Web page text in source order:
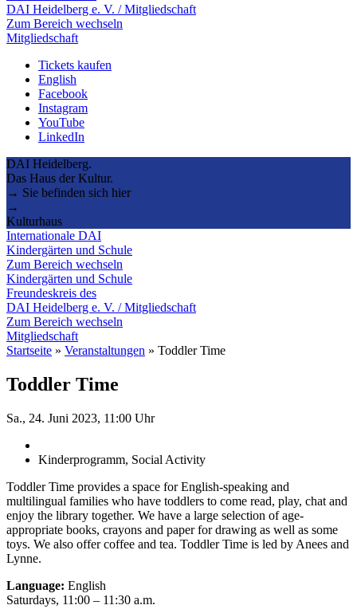
DAI Heidelberg e. V. / Mitgliedschaft
Zum Bereich wechseln
Mitgliedschaft
Tickets kaufen
English
Facebook
Instagram
YouTube
LinkedIn
DAI Heidelberg.
Das Haus der Kultur.
→ Sie befinden sich hier
→
Kulturhaus
Internationale DAI
Kindergärten und Schule
Zum Bereich wechseln
Kindergärten und Schule
Freundeskreis des
DAI Heidelberg e. V. / Mitgliedschaft
Zum Bereich wechseln
Mitgliedschaft
Startseite » Veranstaltungen » Toddler Time
Toddler Time
Sa., 24. Juni 2023, 11:00 Uhr
Kinderprogramm, Social Activity
Toddler Time provides a space for English-speaking and
multilingual families who have toddlers to come read, play, chat and
enjoy the library together. We have a large selection of age-
appropriate books, crayons and paper for drawing as well as some
toys. We also offer coffee and tea. Toddler Time is led by Anees and
Lynne.
Language: English
Saturdays, 11:00 – 11:30 a.m.